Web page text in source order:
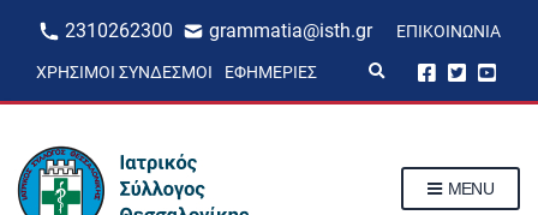
2310262300 grammatia@isth.gr ΕΠΙΚΟΙΝΩΝΊΑ
ΧΡΉΣΙΜΟΙ ΣΎΝΔΕΣΜΟΙ ΕΦΗΜΕΡΊΕΣ
p
MENU